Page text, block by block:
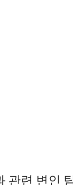
관련 변인